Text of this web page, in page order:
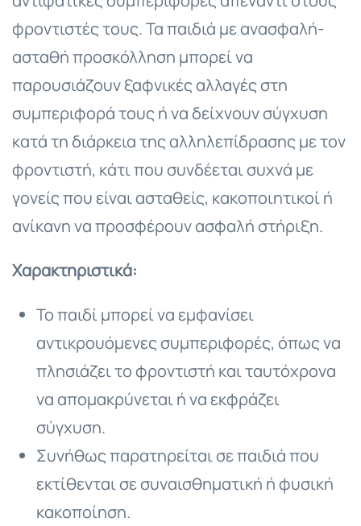
φροντιστές τους. Τα παιδιά με ανασφαλή-
ασταθή προσκόλληση μπορεί να
παρουσιάζουν ξαφνικές αλλαγές στη
συμπεριφορά τους ή να δείχνουν σύγχυση
κατά τη διάρκεια της αλληλεπίδρασης με τον
φροντιστή, κάτι που συνδέεται συχνά με
γονείς που είναι ασταθείς, κακοποιητικοί ή
ανίκανη να προσφέρουν ασφαλή στήριξη.
Χαρακτηριστικά:
Το παιδί μπορεί να εμφανίσει
αντικρουόμενες συμπεριφορές, όπως να
πλησιάζει το φροντιστή και ταυτόχρονα
να απομακρύνεται ή να εκφράζει
σύγχυση.
Συνήθως παρατηρείται σε παιδιά που
εκτίθενται σε συναισθηματική ή φυσική
κακοποίηση.